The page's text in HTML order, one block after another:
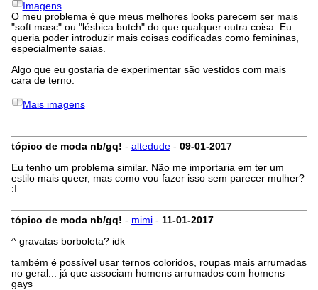
Imagens
O meu problema é que meus melhores looks parecem ser mais
"soft masc" ou "lésbica butch" do que qualquer outra coisa. Eu
queria poder introduzir mais coisas codificadas como femininas,
especialmente saias.
Algo que eu gostaria de experimentar são vestidos com mais
cara de terno:
Mais imagens
tópico de moda nb/gq! - altedude- 09-01-2017
Eu tenho um problema similar. Não me importaria em ter um
estilo mais queer, mas como vou fazer isso sem parecer mulher?
:I
tópico de moda nb/gq! - mimi- 11-01-2017
^ gravatas borboleta? idk
também é possível usar ternos coloridos, roupas mais arrumadas
no geral... já que associam homens arrumados com homens
gays